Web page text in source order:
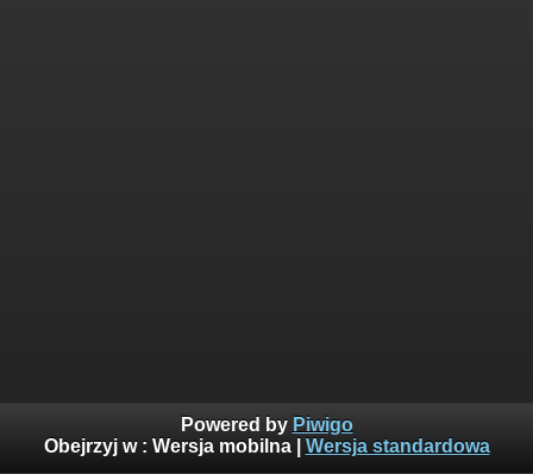
Powered by Piwigo
Obejrzyj w : Wersja mobilna| Wersja standardowa